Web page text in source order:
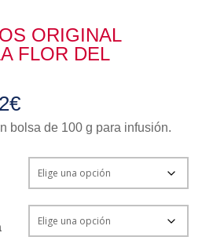
ORIGINAL
FLOR DEL
€
bolsa de 100 g para infusión.